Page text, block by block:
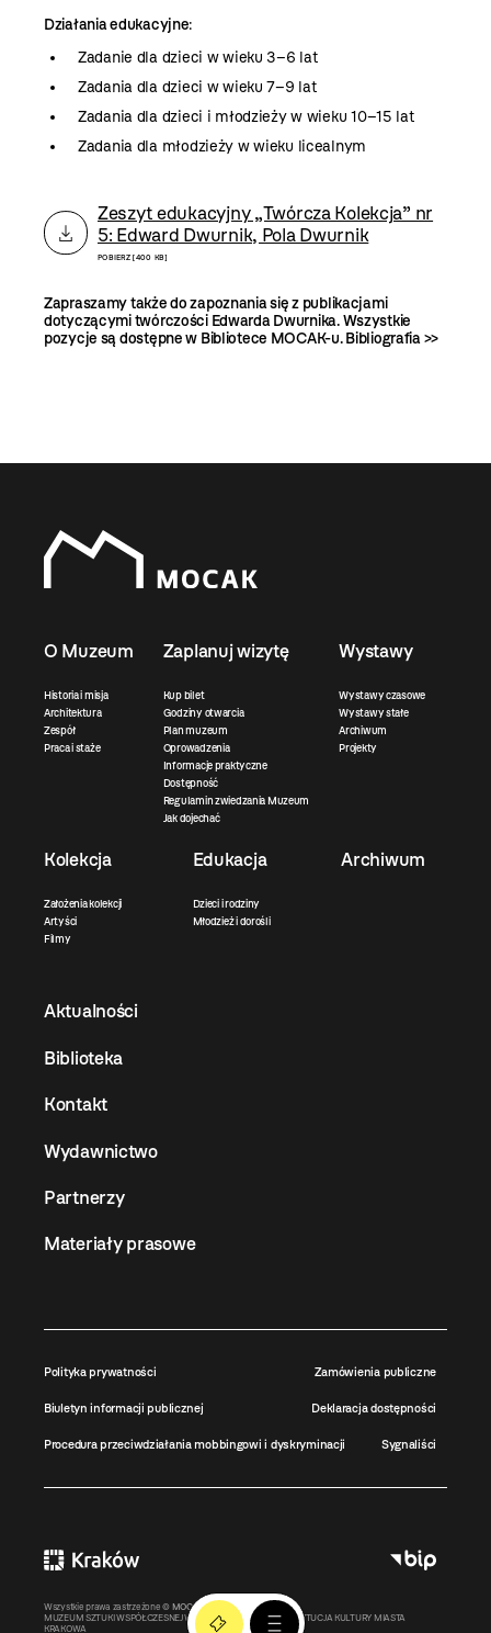
Działania edukacyjne:
Zadanie dla dzieci w wieku 3–6 lat
Zadania dla dzieci w wieku 7–9 lat
Zadania dla dzieci i młodzieży w wieku 10–15 lat
Zadania dla młodzieży w wieku licealnym
Zeszyt edukacyjny „Twórcza Kolekcja” nr
5: Edward Dwurnik, Pola Dwurnik
POBIERZ [400 KB]
Zapraszamy także do zapoznania się z publikacjami
dotyczącymi twórczości Edwarda Dwurnika. Wszystkie
pozycje są dostępne w Bibliotece MOCAK-u.Bibliografia >>
O Muzeum
Historia i misja
Architektura
Zespół
Praca i staże
Zaplanuj wizytę
Kup bilet
Godziny otwarcia
Plan muzeum
Oprowadzenia
Informacje praktyczne
Dostępność
Regulamin zwiedzania Muzeum
Jak dojechać
Wystawy
Wystawy czasowe
Wystawy stałe
Archiwum
Projekty
Kolekcja
Założenia kolekcji
Artyści
Filmy
Edukacja
Dzieci i rodziny
Młodzież i dorośli
Archiwum
Aktualności
Biblioteka
Kontakt
Wydawnictwo
Partnerzy
Materiały prasowe
Polityka prywatności Zamówienia publiczne
Biuletyn informacji publicznej Deklaracja dostępności
Procedura przeciwdziałania mobbingowi i dyskryminacji Sygnaliści
Wszystkie prawa zastrzeżone © MOCAK2011-2026
MUZEUM SZTUKI WSPÓŁCZESNEJ W KRAKOWIE MOCAK – INSTYTUCJA KULTURY MIASTA
KRAKOWA